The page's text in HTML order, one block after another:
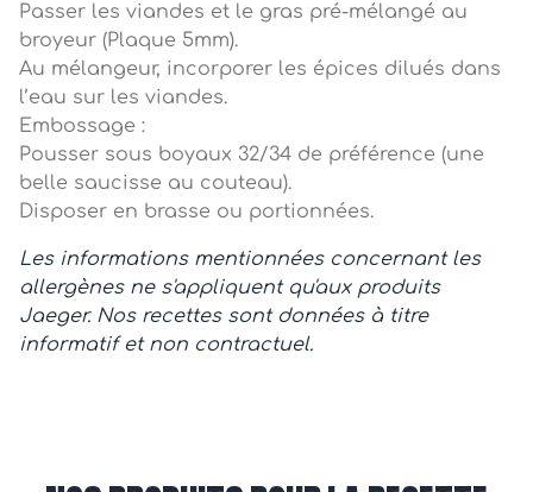
Passer les viandes et le gras pré-mélangé au
broyeur (Plaque 5mm).
Au mélangeur, incorporer les épices dilués dans
l’eau sur les viandes.
Embossage :
Pousser sous boyaux 32/34 de préférence (une
belle saucisse au couteau).
Disposer en brasse ou portionnées.
Les informations mentionnées concernant les
allergènes ne s'appliquent qu'aux produits
Jaeger. Nos recettes sont données à titre
informatif et non contractuel.